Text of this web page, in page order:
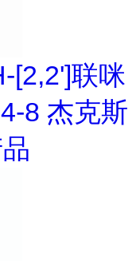
[2,2']联咪
8 杰克斯